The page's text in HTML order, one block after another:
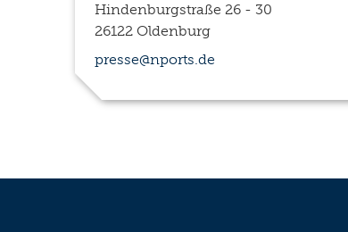
Hindenburgstraße 26 - 30
26122 Oldenburg
presse@nports.de